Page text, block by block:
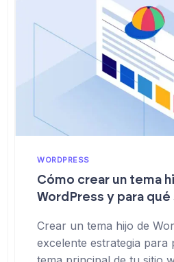
WORDPRESS
Cómo crear un tema
WordPress y para qué
Crear un tema hijo de
excelente estrategia para